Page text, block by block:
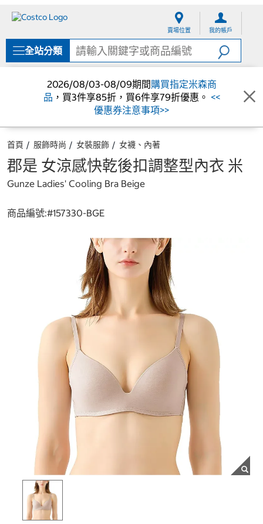
單
賣場位置 我的帳戶
全站分類
2026/08/03-08/09期間購買指定米森商
品 ，買3件享85折，買6件享79折優惠。 <<
優惠券注意事項>>
首頁 服飾時尚 女裝服飾 女襪、內著
郡是 女涼感快乾後扣調整型內衣 米
Gunze Ladies' Cooling Bra Beige
商品編號:#157330-BGE